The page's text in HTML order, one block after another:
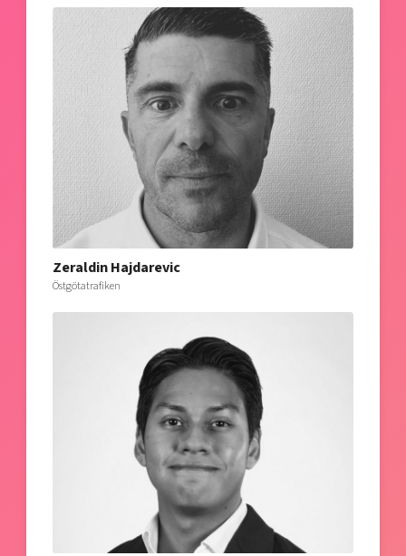
Zeraldin Hajdarevic
Östgötatrafiken